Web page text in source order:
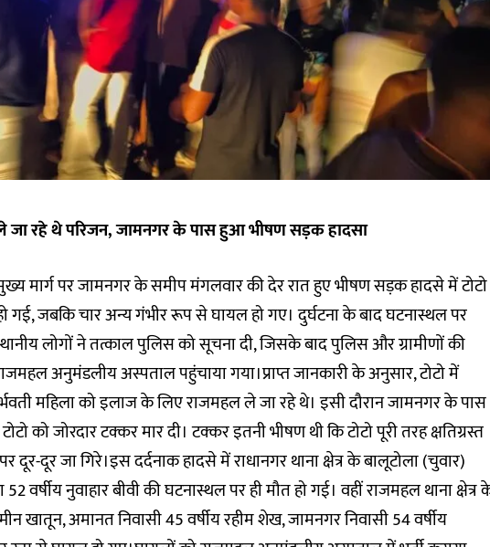
जा रहे थे परिजन, जामनगर के पास हुआ भीषण सड़क हादसा
मार्ग पर जामनगर के समीप मंगलवार की देर रात हुए भीषण सड़क हादसे में टोटो
गई, जबकि चार अन्य गंभीर रूप से घायल हो गए। दुर्घटना के बाद घटनास्थल पर
लोगों ने तत्काल पुलिस को सूचना दी, जिसके बाद पुलिस और ग्रामीणों की
अनुमंडलीय अस्पताल पहुंचाया गया।प्राप्त जानकारी के अनुसार, टोटो में
महिला को इलाज के लिए राजमहल ले जा रहे थे। इसी दौरान जामनगर के पास
को जोरदार टक्कर मार दी। टक्कर इतनी भीषण थी कि टोटो पूरी तरह क्षतिग्रस्त
दूर जा गिरे।इस दर्दनाक हादसे में राधानगर थाना क्षेत्र के बालूटोला (चुवार)
वर्षीय नुवाहार बीवी की घटनास्थल पर ही मौत हो गई। वहीं राजमहल थाना क्षेत्र
खातून, अमानत निवासी 45 वर्षीय रहीम शेख, जामनगर निवासी 54 वर्षीय